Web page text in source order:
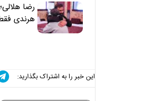
رضا
هرندی
این خبر را به اشتراک بگذارید: